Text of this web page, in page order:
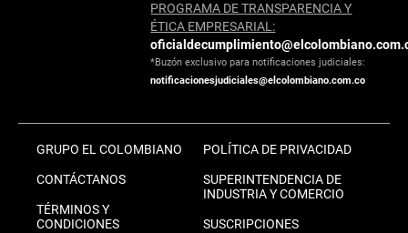
PROGRAMA DE TRANSPARENCIA Y
ÉTICA EMPRESARIAL:
*Buzón exclusivo para notificaciones judiciales:
notificacionesjudiciales@elcolombiano.com.co
GRUPO EL COLOMBIANO
CONTÁCTANOS
TÉRMINOS Y
CONDICIONES
POLÍTICA DE PRIVACIDAD
SUPERINTENDENCIA DE
INDUSTRIA Y COMERCIO
SUSCRIPCIONES